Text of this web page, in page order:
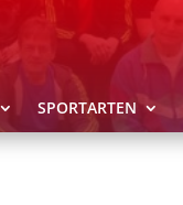
SPORTARTEN